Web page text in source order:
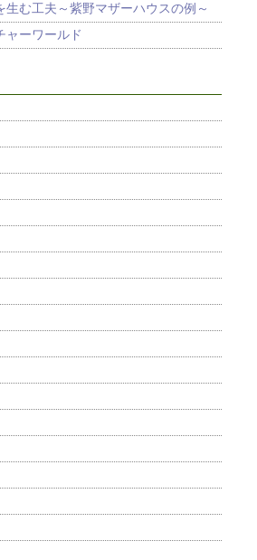
生む工夫～紫野マザーハウスの例～
ャーワールド